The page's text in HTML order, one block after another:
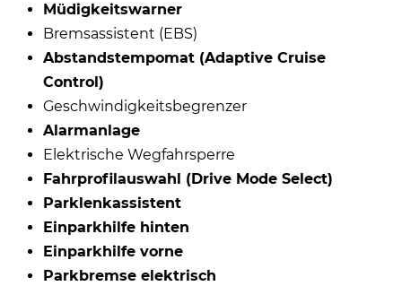
Müdigkeitswarner
Bremsassistent (EBS)
Abstandstempomat (Adaptive Cruise
Control)
Geschwindigkeitsbegrenzer
Alarmanlage
Elektrische Wegfahrsperre
Fahrprofilauswahl (Drive Mode Select)
Parklenkassistent
Einparkhilfe hinten
Einparkhilfe vorne
Parkbremse elektrisch